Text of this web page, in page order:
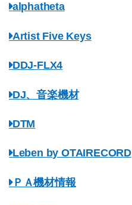
alphatheta
Artist Five Keys
DDJ-FLX4
DJ、音楽機材
DTM
Leben by OTAIRECORD
ＰＡ機材情報